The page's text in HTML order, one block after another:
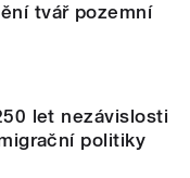
tvář pozemní
let nezávislosti
politiky